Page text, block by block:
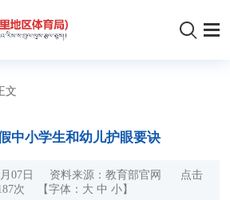
文
中小学生和幼儿护眼要诀
月07日 资料来源：教育部官网 点击
次 【字体： 大 中 小】